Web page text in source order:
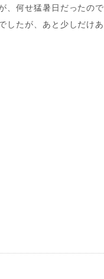
、何せ猛暑日だったの
したが、あと少しだけ